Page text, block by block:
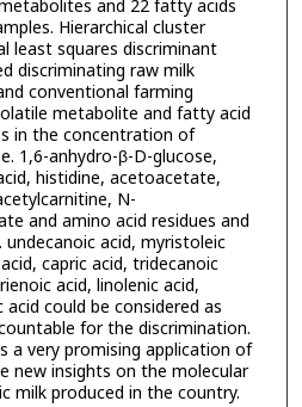
and 22 fatty acids
Hierarchical cluster
least squares discriminant
discriminating raw milk
conventional farming
metabolite and fatty acid
in the concentration of
1,6-anhydro-β-D-glucose,
histidine, acetoacetate,
N-
and amino acid residues and
acid, myristoleic
capric acid, tridecanoic
acid, linolenic acid,
could be considered as
for the discrimination.
a very promising application of
new insights on the molecular
milk produced in the country.